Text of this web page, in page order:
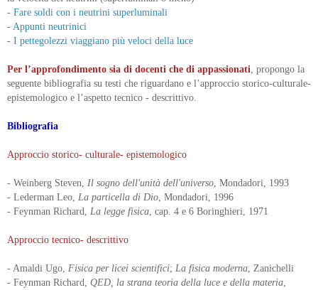
- Fare soldi con i neutrini superluminali
- Appunti neutrinici
- I pettegolezzi viaggiano più veloci della luce
Per l’approfondimento sia di docenti che di appassionati , propongo la
seguente bibliografia su testi che riguardano e l’approccio storico-culturale-
epistemologico e l’aspetto tecnico - descrittivo.
Bibliografia
Approccio storico- culturale- epistemologico
- Weinberg Steven, Il sogno dell'unità dell'universo , Mondadori, 1993
- Lederman Leo, La particella di Dio , Mondadori, 1996
- Feynman Richard, La legge fisica , cap. 4 e 6 Boringhieri, 1971
Approccio tecnico- descrittivo
- Amaldi Ugo, Fisica per licei scientifici; La fisica moderna , Zanichelli
- Feynman Richard, QED, la strana teoria della luce e della materia